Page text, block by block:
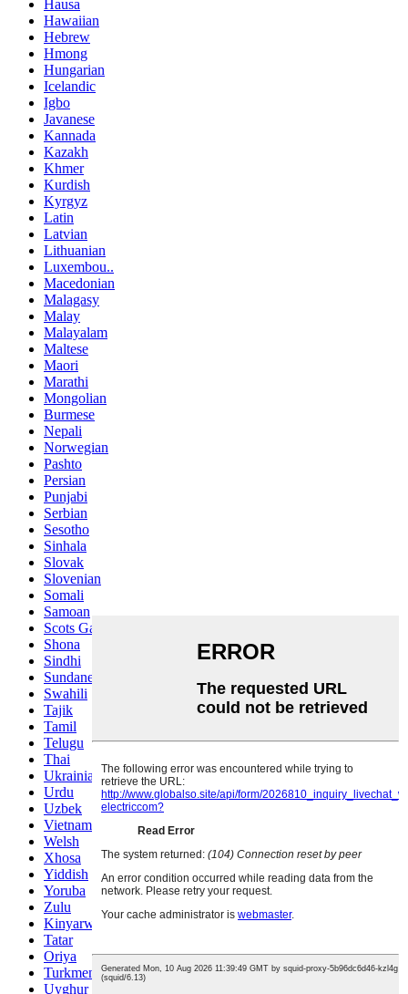
Hausa
Hawaiian
Hebrew
Hmong
Hungarian
Icelandic
Igbo
Javanese
Kannada
Kazakh
Khmer
Kurdish
Kyrgyz
Latin
Latvian
Lithuanian
Luxembou..
Macedonian
Malagasy
Malay
Malayalam
Maltese
Maori
Marathi
Mongolian
Burmese
Nepali
Norwegian
Pashto
Persian
Punjabi
Serbian
Sesotho
Sinhala
Slovak
Slovenian
Somali
Samoan
Scots Gaelic
Shona
Sindhi
Sundanese
Swahili
Tajik
Tamil
Telugu
Thai
Ukrainian
Urdu
Uzbek
Vietnamese
Welsh
Xhosa
Yiddish
Yoruba
Zulu
Kinyarwanda
Tatar
Oriya
Turkmen
Uyghur